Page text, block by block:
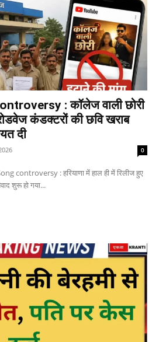
: कॉलेज वाली छोरी
कंडक्टरों की छवि खराब
दी
0
controversy : हरियाणा में हाल ही में रिलीज हुए
शुरू हो गया...